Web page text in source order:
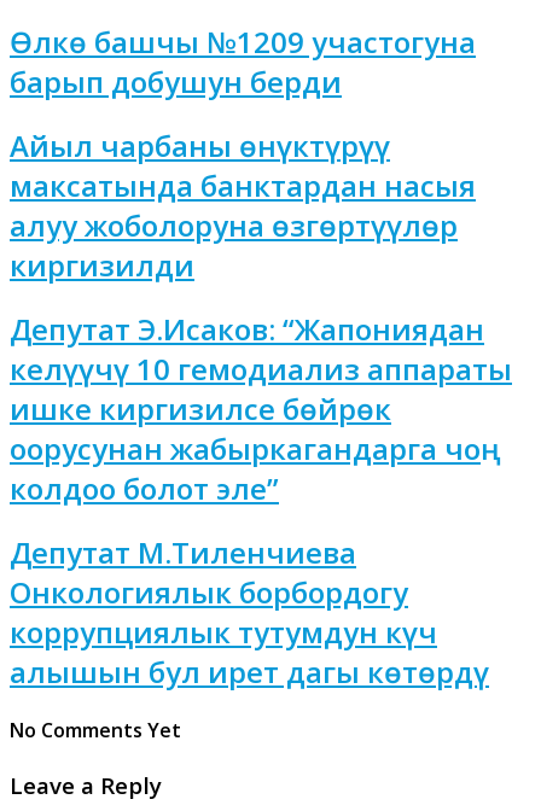
Өлкө башчы №1209 участогуна
барып добушун берди
Айыл чарбаны өнүктүрүү
максатында банктардан насыя
алуу жоболоруна өзгөртүүлөр
киргизилди
Депутат Э.Исаков: “Жапониядан
келүүчү 10 гемодиализ аппараты
ишке киргизилсе бөйрөк
оорусунан жабыркагандарга чоң
колдоо болот эле”
Депутат М.Тиленчиева
Онкологиялык борбордогу
коррупциялык тутумдун күч
алышын бул ирет дагы көтөрдү
No Comments Yet
Leave a Reply